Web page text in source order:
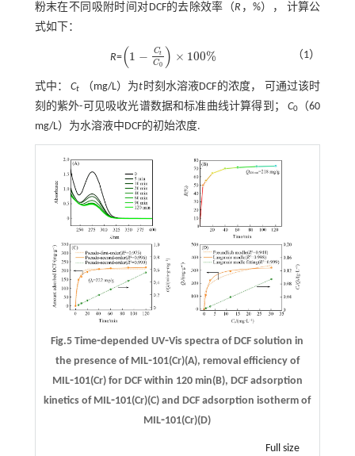
粉末在不同吸附时间对DCF的去除效率（R ，%）， 计算公
式如下：
R=(1 − Ct
C0 ) × 100%
1 -C tC0 ×100 % （1）
式中：Ct （mg/L）为t 时刻水溶液DCF的浓度， 可通过该时
刻的紫外-可见吸收光谱数据和标准曲线计算得到；C0
（60
mg/L）为水溶液中DCF的初始浓度.
Fig.5 Time⁃depended UV⁃Vis spectra of DCF solution in
the presence of MIL⁃101(Cr)(A), removal efficiency of
MIL⁃101(Cr) for DCF within 120 min(B), DCF adsorption
kinetics of MIL⁃101(Cr)(C) and DCF adsorption isotherm of
MIL⁃101(Cr)(D)
Full size